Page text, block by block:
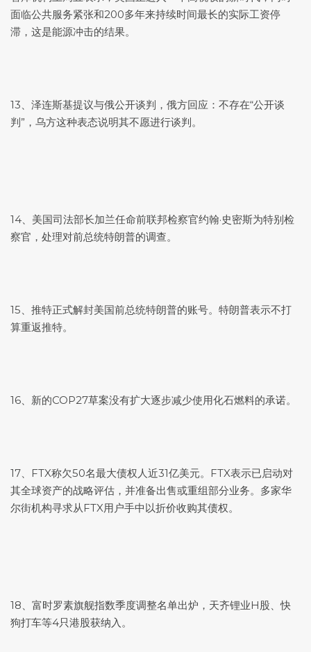
面临公共服务紧张和200多年来持续时间最长的实际工资停
滞，这是能源冲击的结果。
13、泽连斯基提议与俄公开谈判，俄方回应：不存在“公开谈
判”，乌方这种表态说明其不愿进行谈判。
14、美国司法部长加兰任命前联邦检察官约翰·史密斯为特别检
察官，处理对前总统特朗普的调查。
15、推特正式解封美国前总统特朗普的账号。特朗普表示不打
算重返推特。
16、新的COP27草案没有扩大逐步减少使用化石燃料的承诺。
17、FTX称欠50名最大债权人近31亿美元。FTX表示已启动对
其全球资产的战略评估，并准备出售或重组部分业务。多家华
尔街机构寻求从FTX用户手中以折价收购其债权。
18、富时罗素旗舰指数季度调整名单出炉，天齐锂业H股、快
狗打车等4只港股获纳入。